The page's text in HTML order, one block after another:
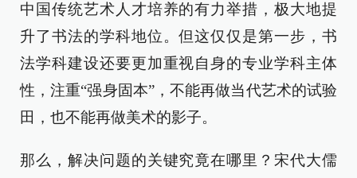
中国传统艺术人才培养的有力举措，极大地提
升了书法的学科地位。但这仅仅是第一步，书
法学科建设还要更加重视自身的专业学科主体
性，注重“强身固本”，不能再做当代艺术的试验
田，也不能再做美术的影子。
那么，解决问题的关键究竟在哪里？宋代大儒